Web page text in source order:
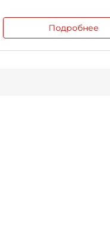
Подробнее